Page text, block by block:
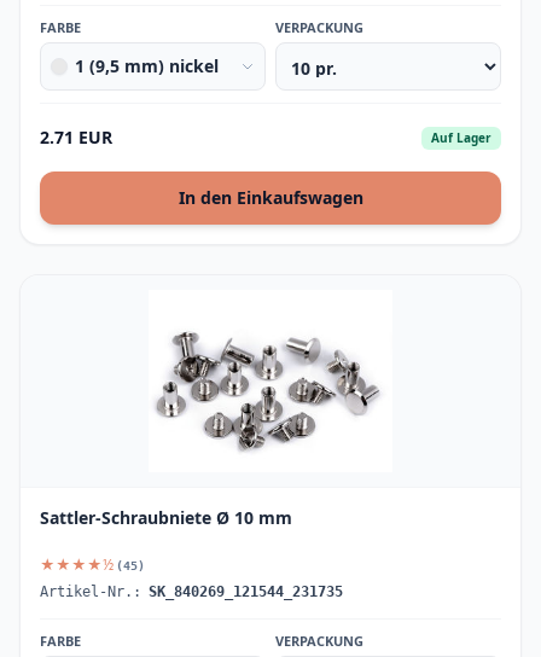
FARBE
1 (9,5 mm) nickel
VERPACKUNG
2.71 EUR Auf Lager
In den Einkaufswagen
Sattler-Schraubniete Ø 10 mm
★★★★½ (45)
Artikel-Nr.: SK_840269_121544_231735
FARBE VERPACKUNG